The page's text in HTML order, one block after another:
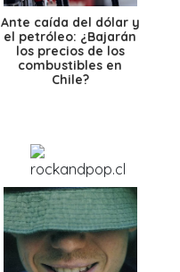
Ante caída del dólar y
el petróleo: ¿Bajarán
los precios de los
combustibles en
Chile?